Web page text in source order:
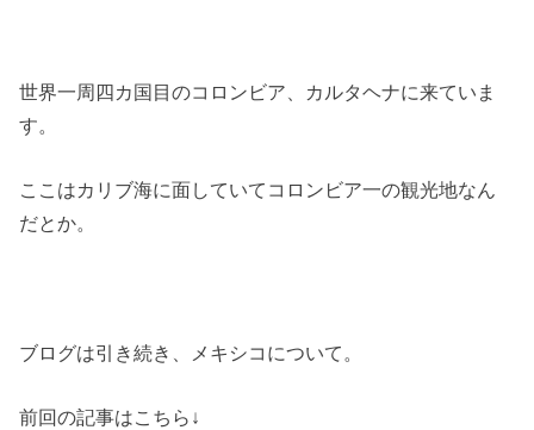
世界一周四カ国目のコロンビア、カルタヘナに来ていま
す。
ここはカリブ海に面していてコロンビア一の観光地なん
だとか。
ブログは引き続き、メキシコについて。
前回の記事はこちら↓